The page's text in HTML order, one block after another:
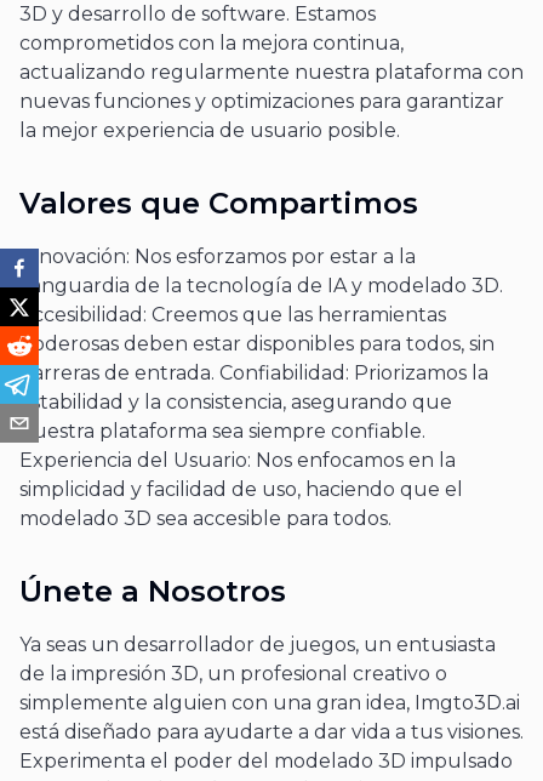
3D y desarrollo de software. Estamos
comprometidos con la mejora continua,
actualizando regularmente nuestra plataforma con
nuevas funciones y optimizaciones para garantizar
la mejor experiencia de usuario posible.
Valores que Compartimos
Innovación: Nos esforzamos por estar a la
vanguardia de la tecnología de IA y modelado 3D.
Accesibilidad: Creemos que las herramientas
poderosas deben estar disponibles para todos, sin
barreras de entrada. Confiabilidad: Priorizamos la
estabilidad y la consistencia, asegurando que
nuestra plataforma sea siempre confiable.
Experiencia del Usuario: Nos enfocamos en la
simplicidad y facilidad de uso, haciendo que el
modelado 3D sea accesible para todos.
Únete a Nosotros
Ya seas un desarrollador de juegos, un entusiasta
de la impresión 3D, un profesional creativo o
simplemente alguien con una gran idea, Imgto3D.ai
está diseñado para ayudarte a dar vida a tus visiones.
Experimenta el poder del modelado 3D impulsado